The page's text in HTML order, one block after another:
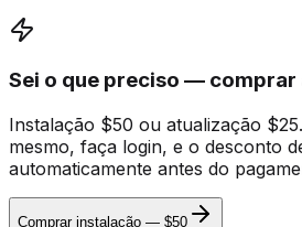
Sei o que preciso — comprar
Instalação $50 ou atualização
mesmo, faça login, e o desconto
automaticamente antes do
Comprar instalação — $50